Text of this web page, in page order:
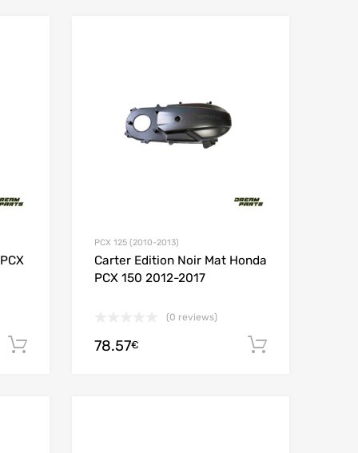
Ajouter au panier
PCX 125 (2010-2013)
Carter Edition Noir Mat Honda
PCX 150 2012-2017
(0 reviews)
78.57€